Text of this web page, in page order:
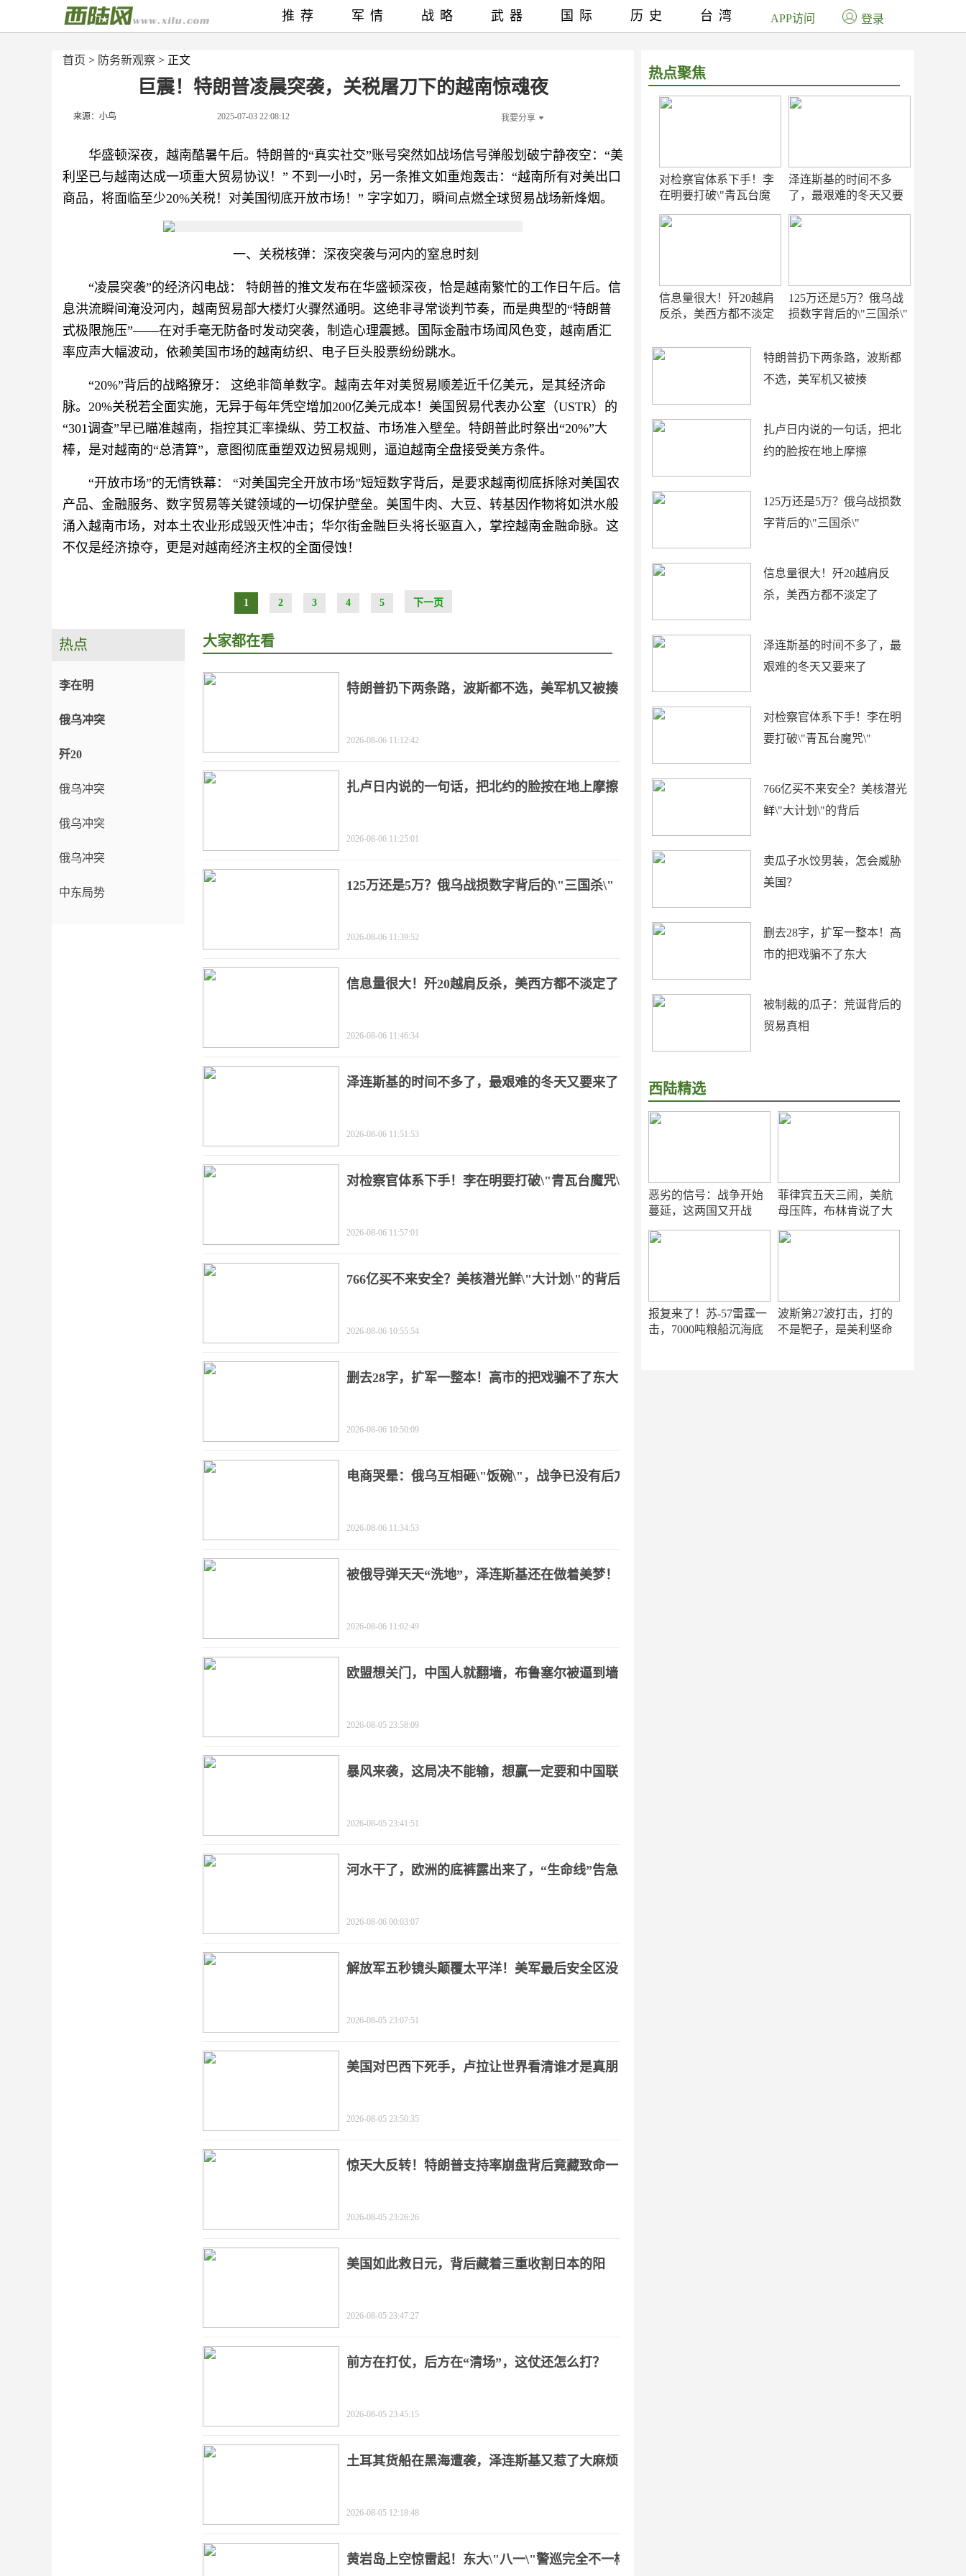
首页 > 防务新观察 > 正文
巨震！特朗普凌晨突袭，关税屠刀下的越南惊魂夜
来源：小鸟 2025-07-03 22:08:12 我要分享
华盛顿深夜，越南酷暑午后。特朗普的“真实社交”账号突然如战场信号弹般划破宁静夜空：“美
利坚已与越南达成一项重大贸易协议！” 不到一小时，另一条推文如重炮轰击：“越南所有对美出口
商品，将面临至少20%关税！对美国彻底开放市场！” 字字如刀，瞬间点燃全球贸易战场新烽烟。
一、关税核弹：深夜突袭与河内的窒息时刻
“凌晨突袭”的经济闪电战： 特朗普的推文发布在华盛顿深夜，恰是越南繁忙的工作日午后。信
息洪流瞬间淹没河内，越南贸易部大楼灯火骤然通明。这绝非寻常谈判节奏，而是典型的“特朗普
式极限施压”——在对手毫无防备时发动突袭，制造心理震撼。国际金融市场闻风色变，越南盾汇
率应声大幅波动，依赖美国市场的越南纺织、电子巨头股票纷纷跳水。
“20%”背后的战略獠牙： 这绝非简单数字。越南去年对美贸易顺差近千亿美元，是其经济命
脉。20%关税若全面实施，无异于每年凭空增加200亿美元成本！美国贸易代表办公室（USTR）的
“301调查”早已瞄准越南，指控其汇率操纵、劳工权益、市场准入壁垒。特朗普此时祭出“20%”大
棒，是对越南的“总清算”，意图彻底重塑双边贸易规则，逼迫越南全盘接受美方条件。
“开放市场”的无情铁幕： “对美国完全开放市场”短短数字背后，是要求越南彻底拆除对美国农
产品、金融服务、数字贸易等关键领域的一切保护壁垒。美国牛肉、大豆、转基因作物将如洪水般
涌入越南市场，对本土农业形成毁灭性冲击；华尔街金融巨头将长驱直入，掌控越南金融命脉。这
不仅是经济掠夺，更是对越南经济主权的全面侵蚀！
1 2 3 4 5 下一页
热点聚焦
对检察官体系下手！李
在明要打破\"青瓦台魔
泽连斯基的时间不多
了，最艰难的冬天又要
信息量很大！歼20越肩
反杀，美西方都不淡定
125万还是5万？俄乌战
损数字背后的\"三国杀\"
特朗普扔下两条路，波斯都
不选，美军机又被揍
扎卢日内说的一句话，把北
约的脸按在地上摩擦
125万还是5万？俄乌战损数
字背后的\"三国杀\"
信息量很大！歼20越肩反
杀，美西方都不淡定了
泽连斯基的时间不多了，最
艰难的冬天又要来了
对检察官体系下手！李在明
要打破\"青瓦台魔咒\"
766亿买不来安全？美核潜光
鲜\"大计划\"的背后
卖瓜子水饺男装，怎会威胁
美国？
删去28字，扩军一整本！高
市的把戏骗不了东大
被制裁的瓜子：荒诞背后的
贸易真相
西陆精选
恶劣的信号：战争开始
蔓延，这两国又开战
菲律宾五天三闹，美航
母压阵，布林肯说了大
报复来了！苏-57雷霆一
击，7000吨粮船沉海底
波斯第27波打击，打的
不是靶子，是美利坚命
推荐 军情 战略 武器 国际 历史 台湾 APP访问 登录
热点
李在明
俄乌冲突
歼20
俄乌冲突
俄乌冲突
俄乌冲突
中东局势
大家都在看
特朗普扔下两条路，波斯都不选，美军机又被揍
2026-08-06 11:12:42
扎卢日内说的一句话，把北约的脸按在地上摩擦
2026-08-06 11:25:01
125万还是5万？俄乌战损数字背后的\"三国杀\"
2026-08-06 11:39:52
信息量很大！歼20越肩反杀，美西方都不淡定了
2026-08-06 11:46:34
泽连斯基的时间不多了，最艰难的冬天又要来了
2026-08-06 11:51:53
对检察官体系下手！李在明要打破\"青瓦台魔咒\"
2026-08-06 11:57:01
766亿买不来安全？美核潜光鲜\"大计划\"的背后
2026-08-06 10:55:54
删去28字，扩军一整本！高市的把戏骗不了东大
2026-08-06 10:50:09
电商哭晕：俄乌互相砸\"饭碗\"，战争已没有后方
2026-08-06 11:34:53
被俄导弹天天“洗地”，泽连斯基还在做着美梦！
2026-08-06 11:02:49
欧盟想关门，中国人就翻墙，布鲁塞尔被逼到墙
2026-08-05 23:58:09
暴风来袭，这局决不能输，想赢一定要和中国联
2026-08-05 23:41:51
河水干了，欧洲的底裤露出来了，“生命线”告急
2026-08-06 00:03:07
解放军五秒镜头颠覆太平洋！美军最后安全区没
2026-08-05 23:07:51
美国对巴西下死手，卢拉让世界看清谁才是真朋
2026-08-05 23:50:35
惊天大反转！特朗普支持率崩盘背后竟藏致命一
2026-08-05 23:26:26
美国如此救日元，背后藏着三重收割日本的阳
2026-08-05 23:47:27
前方在打仗，后方在“清场”，这仗还怎么打？
2026-08-05 23:45:15
土耳其货船在黑海遭袭，泽连斯基又惹了大麻烦
2026-08-05 12:18:48
黄岩岛上空惊雷起！东大\"八一\"警巡完全不一样